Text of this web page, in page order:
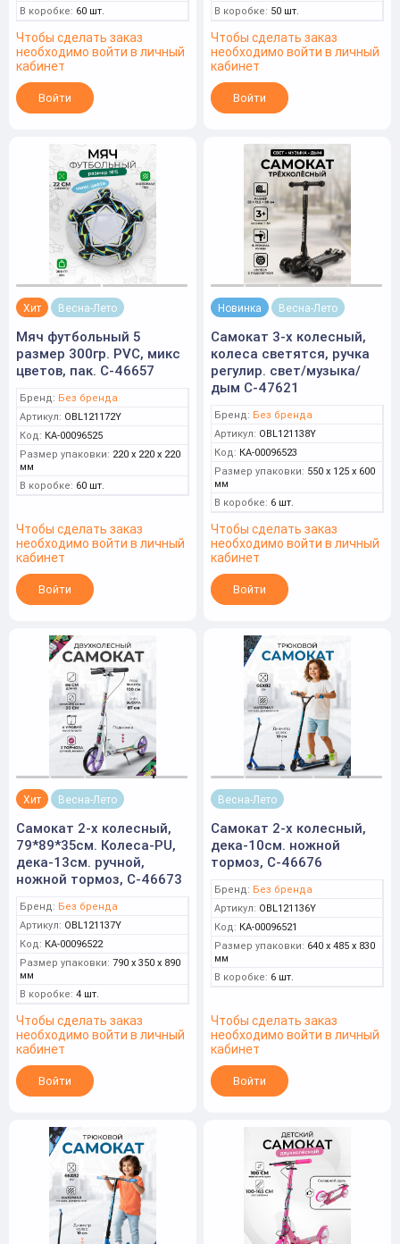
В коробке: 60 шт.
Чтобы сделать заказ
необходимо войти в личный
кабинет
Войти
В коробке: 50 шт.
Чтобы сделать заказ
необходимо войти в личный
кабинет
Войти
Хит Весна-Лето
Мяч футбольный 5
размер 300гр. PVC, микс
цветов, пак. C-46657
Бренд: Без бренда
Артикул: OBL121172Y
Код: КА-00096525
Размер упаковки: 220 x 220 x 220
мм
В коробке: 60 шт.
Чтобы сделать заказ
необходимо войти в личный
кабинет
Войти
Новинка Весна-Лето
Самокат 3-х колесный,
колеса светятся, ручка
регулир. свет/музыка/
дым C-47621
Бренд: Без бренда
Артикул: OBL121138Y
Код: КА-00096523
Размер упаковки: 550 x 125 x 600
мм
В коробке: 6 шт.
Чтобы сделать заказ
необходимо войти в личный
кабинет
Войти
Хит Весна-Лето
Самокат 2-х колесный,
79*89*35см. Колеса-PU,
дека-13см. ручной,
ножной тормоз, С-46673
Бренд: Без бренда
Артикул: OBL121137Y
Код: КА-00096522
Размер упаковки: 790 x 350 x 890
мм
В коробке: 4 шт.
Чтобы сделать заказ
необходимо войти в личный
кабинет
Войти
Весна-Лето
Самокат 2-х колесный,
дека-10см. ножной
тормоз, С-46676
Бренд: Без бренда
Артикул: OBL121136Y
Код: КА-00096521
Размер упаковки: 640 x 485 x 830
мм
В коробке: 6 шт.
Чтобы сделать заказ
необходимо войти в личный
кабинет
Войти